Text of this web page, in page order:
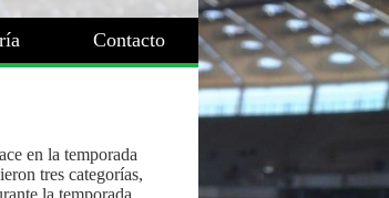
Contacto
en la temporada
tres categorías,
la temporada